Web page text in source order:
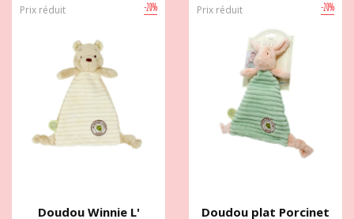
-20%
Prix réduit
Doudou Winnie L'
-20%
Prix réduit
Doudou plat Porcinet